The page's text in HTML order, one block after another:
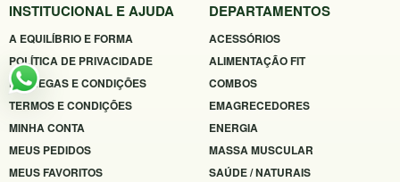
INSTITUCIONAL E AJUDA
A EQUILÍBRIO E FORMA
POLÍTICA DE PRIVACIDADE
ENTREGAS E CONDIÇÕES
TERMOS E CONDIÇÕES
MINHA CONTA
MEUS PEDIDOS
MEUS FAVORITOS
DEPARTAMENTOS
ACESSÓRIOS
ALIMENTAÇÃO FIT
COMBOS
EMAGRECEDORES
ENERGIA
MASSA MUSCULAR
SAÚDE / NATURAIS